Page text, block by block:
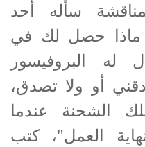
سأله أحد
ماذا حصل لك في
له البروفيسور
أو ولا تصدق،
الشحنة عندما
العمل"، كتب